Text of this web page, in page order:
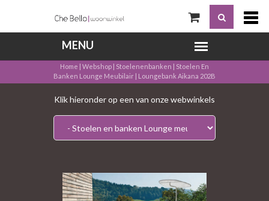
Home | Webshop | Stoelenenbanken | Stoelen En
Banken Lounge Meubilair | Loungebank Aikana 202B
Klik hieronder op een van onze webwinkels